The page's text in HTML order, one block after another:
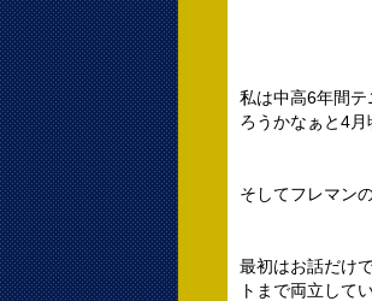
私は中高6年間
ろうかなぁと4月
そしてフレマン
最初はお話だけ
トまで両立して